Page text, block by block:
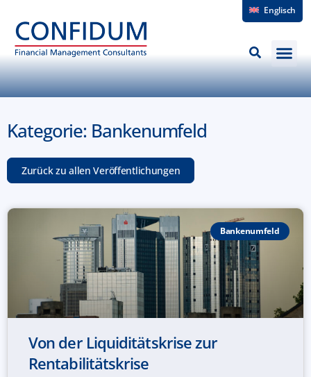
Englisch
Kategorie: Bankenumfeld
Zurück zu allen Veröffentlichungen
Bankenumfeld
Von der Liquiditätskrise zur
Rentabilitätskrise